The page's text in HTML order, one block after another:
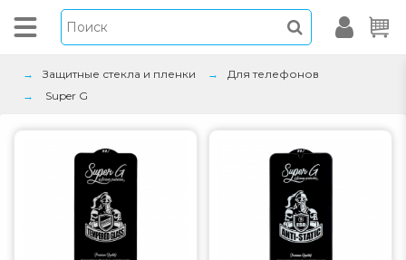
Защитные стекла и пленки
Для телефонов
Super G